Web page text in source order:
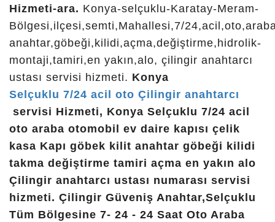
çilingir z, erenköy çilingir, konya çilinhir, meram
yaka çilingir, konya çilingir ali selcuklu, anahtarcı
konya, meram cilingir, bosna da çilingir, en yakın
anahtarcı, konya yazır çilingir, konya çılıngir,
selçuklu çilingir konya, cilingir, kulu çilingir, konya
7 24 acil nöbetçi çilingir, fatih çilingir, cilingir
konya, reis otomotiv konya, sefaköy çilingir,
bosna hersek mahallesi çilingir, selçuklu cilingir,
karatay cilingir, konya zafer çilingir, konyaç ilingir,
konya selcuklu cilingir, konya anahtar, reis oto
konya çilingir, cumhurıyet anahtarcı çilingir, acil
çilingir, konya bilingir, konua çilingir, konya ereğli
çilingir, gözde çilingir, çilingirci, çilingir telefon,
Hizmeti-ara. Konya-selçuklu-Karatay-Meram-
Bölgesi,ilçesi,semti,Mahallesi,7/
anahtar,göbeği,kilidi,açma,değiştirme,hidrolik-
montaji,tamiri,en yakın,alo, çilingir anahtarcı
ustası servisi hizmeti. Konya
Selçuklu 7/24 acil oto Çilingir anahtarcı
servisi Hizmeti, Konya Selçuklu 7/24 acil
oto araba otomobil ev daire kapısı çelik
kasa Kapı göbek kilit anahtar göbeği kilidi
takma değiştirme tamiri açma en yakın alo
Çilingir anahtarcı ustası numarası servisi
hizmeti. Çilingir Güveniş Anahtar,Selçuklu
Tüm Bölgesine 7- 24 - 24 Saat Oto Araba